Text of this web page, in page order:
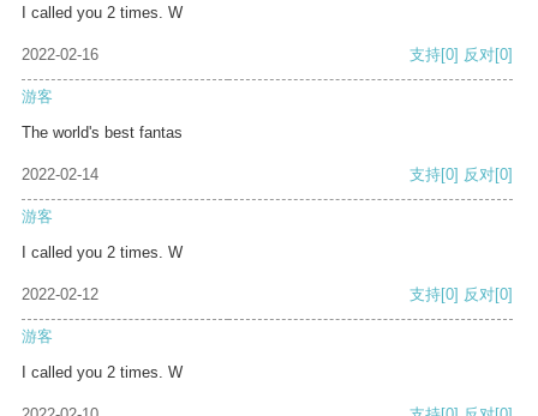
I called you 2 times. W
2022-02-16 支持[0] 反对[0]
游客
The world's best fantas
2022-02-14 支持[0] 反对[0]
游客
I called you 2 times. W
2022-02-12 支持[0] 反对[0]
游客
I called you 2 times. W